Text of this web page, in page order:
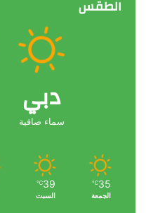
الطقس
دبي
سماء صافية
35
℃
الجمعة
39
℃
السبت